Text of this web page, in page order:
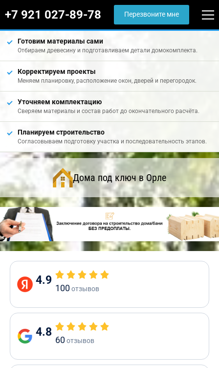
+7 921 027-89-78 Перезвоните мне
Готовим материалы сами
Отбираем древесину и подготавливаем детали домокомплекта.
Корректируем проекты
Меняем планировку, расположение окон, дверей и перегородок.
Уточняем комплектацию
Сверяем материалы и состав работ до окончательного расчёта.
Планируем строительство
Согласовываем подготовку участка и последовательность этапов.
Дома под ключ в Орле
4.9
100отзывов
4.8
60отзывов